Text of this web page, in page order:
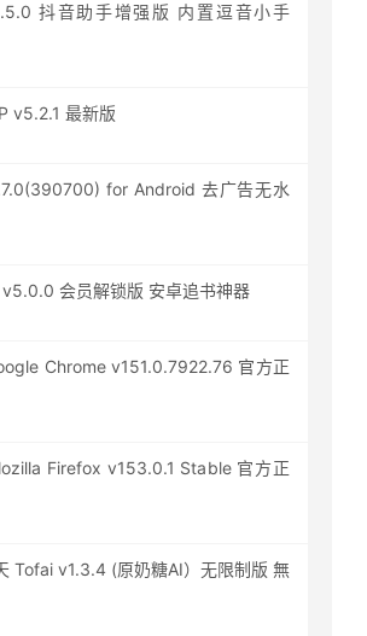
抖音助手增强版 内置逗音小手
v5.2.1 最新版
for Android 去广告无水
会员解锁版 安卓追书神器
Chrome v151.0.7922.76 官方正
Firefox v153.0.1 Stable 官方正
Tofai v1.3.4 (原奶糖AI）无限制版 無